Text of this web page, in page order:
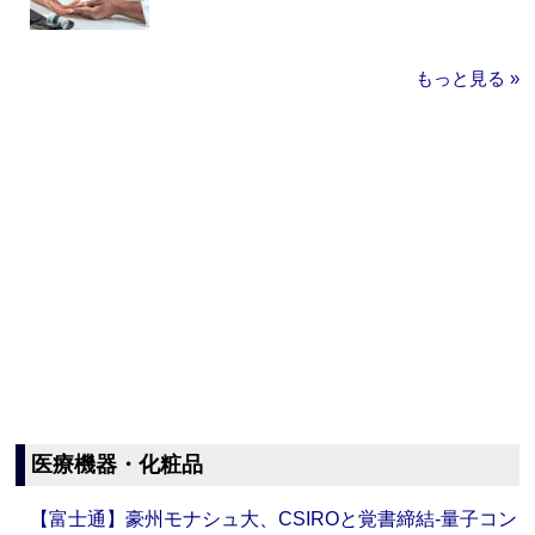
もっと見る »
医療機器・化粧品
【富士通】豪州モナシュ大、CSIROと覚書締結‐量子コン